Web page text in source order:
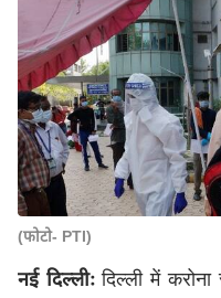
(फोटो- PTI)
नई दिल्लीःदिल्ली में